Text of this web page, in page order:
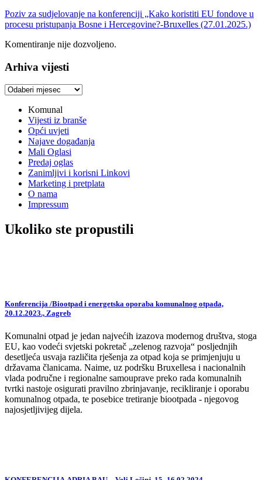
Poziv za sudjelovanje na konferenciji „Kako koristiti EU fondove u
procesu pristupanja Bosne i Hercegovine?-Bruxelles (27.01.2025.)
Komentiranje nije dozvoljeno.
Arhiva vijesti
Arhiva
Komunal
Vijesti iz branše
Opći uvjeti
Najave događanja
Mali Oglasi
Predaj oglas
Zanimljivi i korisni Linkovi
Marketing i pretplata
O nama
Impressum
Ukoliko ste propustili
Konferencija /Biootpad i energetska oporaba komunalnog otpada,
20.12.2023., Zagreb
Komunalni otpad je jedan najvećih izazova modernog društva, stoga
EU, kao vodeći svjetski pokretač „zelenog razvoja“ posljednjih
desetljeća usvaja različita rješenja za otpad koja se primjenjuju u
državama članicama. Naime, uz podršku Bruxellesa i nacionalnih
vlada područne i regionalne samouprave preko rada komunalnih
tvrtki nastoje osigurati pravilno zbrinjavanje, recikliranje i oporabu
komunalnog otpada, te posebice tretiranje biootpada - njegovog
najosjetljivijeg dijela.